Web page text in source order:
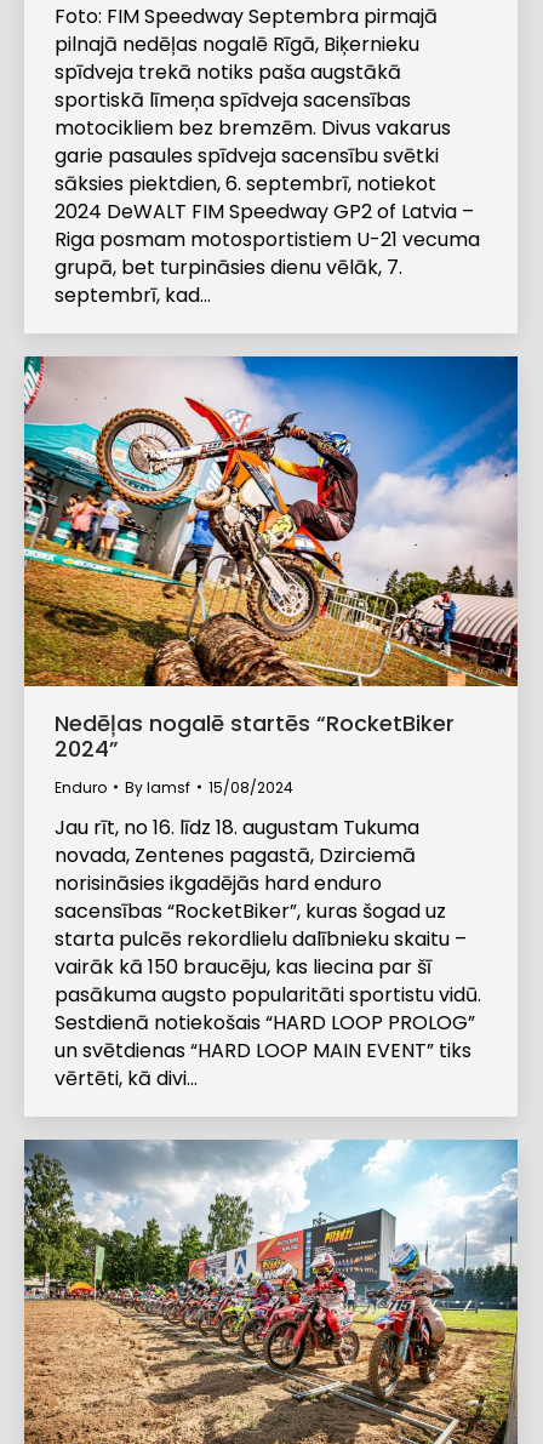
Foto: FIM Speedway Septembra pirmajā
pilnajā nedēļas nogalē Rīgā, Biķernieku
spīdveja trekā notiks paša augstākā
sportiskā līmeņa spīdveja sacensības
motocikliem bez bremzēm. Divus vakarus
garie pasaules spīdveja sacensību svētki
sāksies piektdien, 6. septembrī, notiekot
2024 DeWALT FIM Speedway GP2 of Latvia –
Riga posmam motosportistiem U-21 vecuma
grupā, bet turpināsies dienu vēlāk, 7.
septembrī, kad…
Nedēļas nogalē startēs “RocketBiker
2024”
Enduro Bylamsf 15/08/2024
Jau rīt, no 16. līdz 18. augustam Tukuma
novada, Zentenes pagastā, Dzirciemā
norisināsies ikgadējās hard enduro
sacensības “RocketBiker”, kuras šogad uz
starta pulcēs rekordlielu dalībnieku skaitu –
vairāk kā 150 braucēju, kas liecina par šī
pasākuma augsto popularitāti sportistu vidū.
Sestdienā notiekošais “HARD LOOP PROLOG”
un svētdienas “HARD LOOP MAIN EVENT” tiks
vērtēti, kā divi…